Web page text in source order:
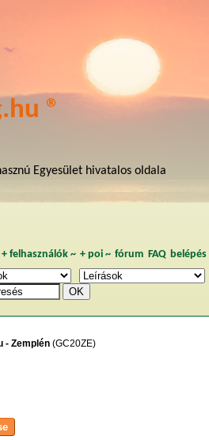
®
Egyesület hivatalos oldala
+ felhasználók~ + poi~ fórum FAQ belépés
- Zemplén (GC20ZE)